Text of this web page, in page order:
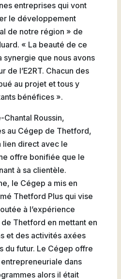
entreprises qui vont
le développement
de notre région » de
« La beauté de ce
synergie que nous avons
de l’E2RT. Chacun des
au projet et tous y
bénéfices ».
Chantal Roussin,
au Cégep de Thetford,
lien direct avec le
offre bonifiée que le
à sa clientèle.
le Cégep a mis en
Thetford Plus qui vise
à l’expérience
Thetford en mettant en
et des activités axées
du futur. Le Cégep offre
dans
alors il était